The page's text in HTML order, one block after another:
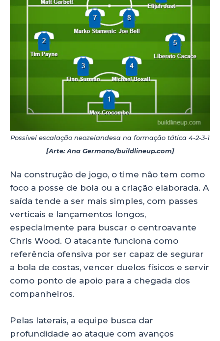
Possível escalação neozelandesa na formação tática 4-2-3-1
[Arte: Ana Germano/buildlineup.com]
Na construção de jogo, o time não tem como
foco a posse de bola ou a criação elaborada. A
saída tende a ser mais simples, com passes
verticais e lançamentos longos,
especialmente para buscar o centroavante
Chris Wood. O atacante funciona como
referência ofensiva por ser capaz de segurar
a bola de costas, vencer duelos físicos e servir
como ponto de apoio para a chegada dos
companheiros.
Pelas laterais, a equipe busca dar
profundidade ao ataque com avanços